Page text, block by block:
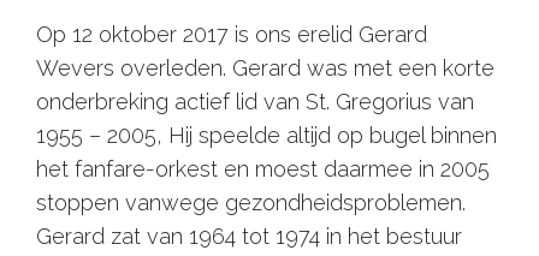
Op 12 oktober 2017 is ons erelid Gerard
Wevers overleden. Gerard was met een korte
onderbreking actief lid van St. Gregorius van
1955 – 2005, Hij speelde altijd op bugel binnen
het fanfare-orkest en moest daarmee in 2005
stoppen vanwege gezondheidsproblemen.
Gerard zat van 1964 tot 1974 in het bestuur